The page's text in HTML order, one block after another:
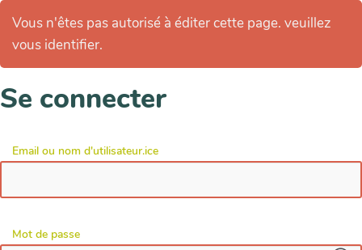
Vous n'êtes pas autorisé à éditer cette page. veuillez
vous identifier.
Se connecter
Email ou nom d'utilisateur.ice
Mot de passe